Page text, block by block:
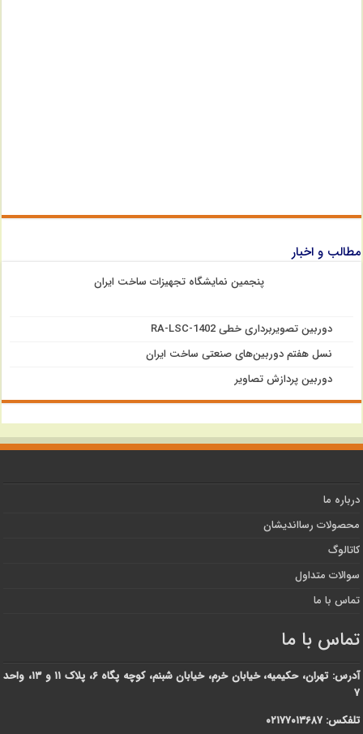
مطالب و اخبار
پنجمین نمایشگاه تجهیزات ساخت ایران
دوربین تصویربرداری خطی RA-LSC-1402
نسل هفتم دوربین‌های صنعتی ساخت ایران
دوربین پردازش تصاویر
درباره ما
محصولات رسااندیشان
کاتالوگ
سوالات متداول
تماس با ما
تماس با ما
آدرس: تهران، حکیمیه، خیابان خرم، خیابان شبنم، کوچه پگاه ۶، پلاک ۱۱ و ۱۳، واحد
۷
تلفکس: ۰۲۱۷۷۰۱۳۶۸۷